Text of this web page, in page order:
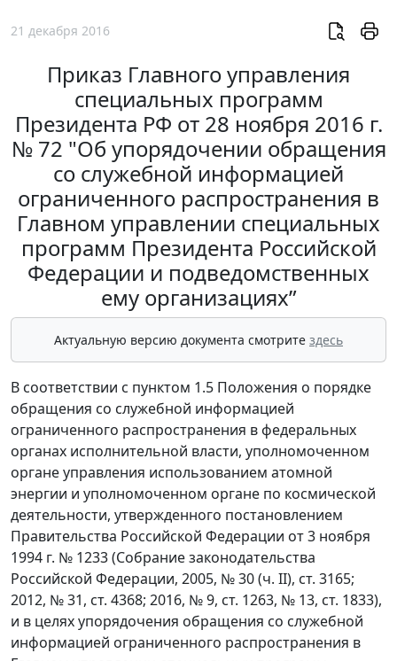
21 декабря 2016
Приказ Главного управления
специальных программ
Президента РФ от 28 ноября 2016 г.
№ 72 "Об упорядочении обращения
со служебной информацией
ограниченного распространения в
Главном управлении специальных
программ Президента Российской
Федерации и подведомственных
ему организациях”
Актуальную версию документа смотрите здесь
В соответствии с пунктом 1.5 Положения о порядке
обращения со служебной информацией
ограниченного распространения в федеральных
органах исполнительной власти, уполномоченном
органе управления использованием атомной
энергии и уполномоченном органе по космической
деятельности, утвержденного постановлением
Правительства Российской Федерации от 3 ноября
1994 г. № 1233 (Собрание законодательства
Российской Федерации, 2005, № 30 (ч. II), ст. 3165;
2012, № 31, ст. 4368; 2016, № 9, ст. 1263, № 13, ст. 1833),
и в целях упорядочения обращения со служебной
информацией ограниченного распространения в